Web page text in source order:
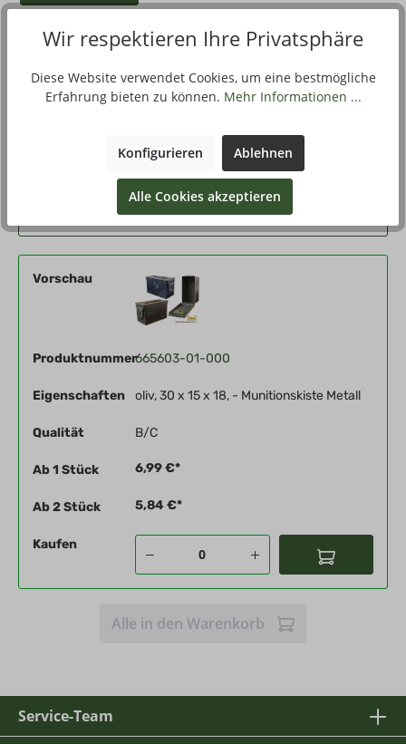
Beschreibung
Stahlblech. Seitliche Tragegriffe. Exzenter-Verschlüsse. Luft-
Mehr
Filter
Vorschau
Produktnummer665603-01-000
Eigenschaften oliv, 30 x 15 x 18, - Munitionskiste Metall
Qualität B/C
Ab 1 Stück 6,99 €*
Ab 2Stück 5,84 €*
Kaufen
Alle in den Warenkorb
Service-Team
Wir respektieren Ihre Privatsphäre
Diese Website verwendet Cookies, um eine bestmögliche
Erfahrung bieten zu können. Mehr Informationen ...
Konfigurieren Ablehnen
Alle Cookies akzeptieren